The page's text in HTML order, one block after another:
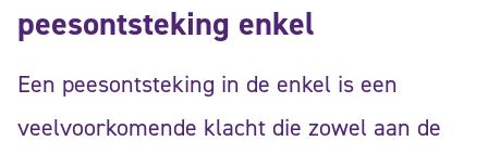
peesontsteking enkel
Een peesontsteking in de enkel is een
veelvoorkomende klacht die zowel aan de